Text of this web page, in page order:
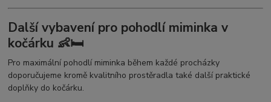
Další vybavení pro pohodlí miminka v
kočárku 👶🛏️
Pro maximální pohodlí miminka během každé procházky
doporučujeme kromě kvalitního prostěradla také další praktické
doplňky do kočárku.